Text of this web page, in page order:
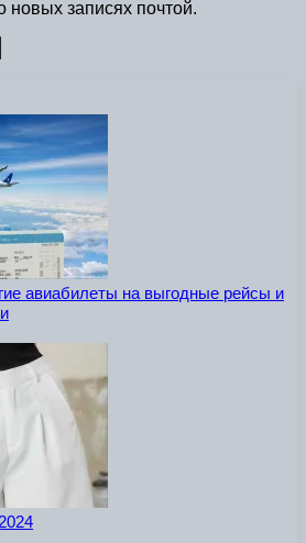
новых записях почтой.
авиабилеты на выгодные рейсы и